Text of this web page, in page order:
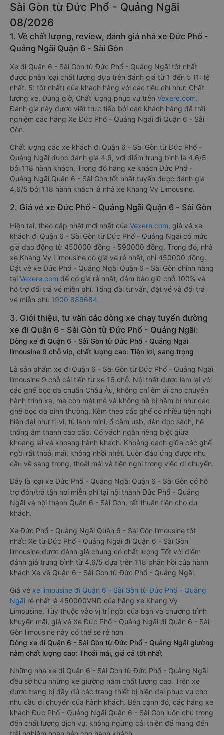
Sài Gòn từ Đức Phổ - Quảng Ngãi
08/2026
1. Về chất lượng, review, đánh giá nhà xe Đức Phổ -
Quảng Ngãi Quận 6 - Sài Gòn
Xe đi Quận 6 - Sài Gòn từ Đức Phổ - Quảng Ngãi tốt nhất
được phân loại chất lượng dựa trên đánh giá từ 1 đến 5 (1: tệ
nhất, 5: tốt nhất) của khách hàng với các tiêu chí như: Chất
lượng xe, Đúng giờ, Chất lượng phục vụ trên Vexere.com.
Đánh giá này được viết trực tiếp bởi các khách hàng đã trải
nghiệm các hãng Xe Đức Phổ - Quảng Ngãi đi Quận 6 - Sài
Gòn.
Chất lượng các xe khách đi Quận 6 - Sài Gòn từ Đức Phổ -
Quảng Ngãi được đánh giá 4.6, với điểm trung bình là 4.6/5
bởi 118 hành khách. Trong đó hãng xe khách Đức Phổ -
Quảng Ngãi Quận 6 - Sài Gòn tốt nhất tuyến được đánh giá
4.6/5 bởi 118 hành khách là nhà xe Khang Vy Limousine.
2. Giá vé xe Đức Phổ - Quảng Ngãi Quận 6 - Sài Gòn
Hiện tại, theo cập nhật mới nhất của Vexere.com, giá vé xe
khách đi Quận 6 - Sài Gòn từ Đức Phổ - Quảng Ngãi có mức
giá dao động từ 450000 đồng - 590000 đồng. Trong đó, nhà
xe Khang Vy Limousine có giá vé rẻ nhất, chỉ 450000 đồng.
Đặt vé xe Đức Phổ - Quảng Ngãi Quận 6 - Sài Gòn chính hãng
tại Vexere.com để có giá rẻ nhất, đảm bảo giữ chỗ 100% và
hỗ trợ đổi trả vé miễn phí. Tổng đài tư vấn, đặt vé và đổi trả
vé miễn phí: 1900 888684.
3. Giới thiệu, tư vấn các dòng xe chạy tuyến đường
xe đi Quận 6 - Sài Gòn từ Đức Phổ - Quảng Ngãi:
Dòng xe đi Quận 6 - Sài Gòn từ Đức Phổ - Quảng Ngãi
limousine 9 chỗ vip, chất lượng cao: Tiện lợi, sang trọng
Là sản phẩm xe đi Quận 6 - Sài Gòn từ Đức Phổ - Quảng Ngãi
limousine 9 chỗ cải tiến từ xe 16 chỗ. Nội thất được làm lại với
các ghế bọc da chuẩn Châu Âu, không chỉ êm ái cho chuyến
hành trình xa, mà còn mát mẻ và không hề bị hầm bí như các
ghế bọc da bình thường. Kèm theo các ghế có nhiều tiện nghi
hiện đại như ti-vi, tủ lạnh mini, ổ cắm usb, đèn đọc sách, hệ
thống âm thanh cao cấp. Có vách ngăn riêng biệt giữa
khoang lái và khoang hành khách. Khoảng cách giữa các ghế
ngồi rất thoải mái, không nhồi nhét. Luôn đáp ứng được nhu
cầu về sang trọng, thoải mái và tiện nghi trong việc di chuyển.
Đây là loại xe Đức Phổ - Quảng Ngãi Quận 6 - Sài Gòn có hỗ
trợ đón/trả tận nơi miễn phí tại nội thành Đức Phổ - Quảng
Ngãi và nội thành Quận 6 - Sài Gòn, rất thuận tiện cho du
khách.
Xe Đức Phổ - Quảng Ngãi Quận 6 - Sài Gòn limousine tốt
nhất: Xe từ Đức Phổ - Quảng Ngãi đi Quận 6 - Sài Gòn
limousine được đánh giá chung có chất lượng Tốt với điểm
đánh giá trung bình từ 4.6/5 dựa trên 118 phản hồi của hành
khách Xe về Quận 6 - Sài Gòn từ Đức Phổ - Quảng Ngãi.
Giá vé xe limousine đi Quận 6 - Sài Gòn từ Đức Phổ - Quảng
Ngãi rẻ nhất là 450000VND của hãng xe Khang Vy
Limousine. Tùy thuộc vào vị trí ngồi của bạn và chương trình
khuyến mãi, giá vé Xe Đức Phổ - Quảng Ngãi đi Quận 6 - Sài
Gòn limousine này có thể sẽ rẻ hơn
Dòng xe đi Quận 6 - Sài Gòn từ Đức Phổ - Quảng Ngãi giường
nằm chất lượng cao: Thoải mái, giá cả tốt nhất
Những nhà xe đi Quận 6 - Sài Gòn từ Đức Phổ - Quảng Ngãi
đều sở hữu những xe giường nằm chất lượng cao. Trên xe
được trang bị đầy đủ các trang thiết bị hiện đại phục vụ cho
nhu cầu di chuyển của hành khách. Bên cạnh đó, các hãng xe
khách Đức Phổ - Quảng Ngãi Quận 6 - Sài Gòn luôn chú trọng
đến chất lượng dịch vụ, không ngừng cải thiện để mang đến